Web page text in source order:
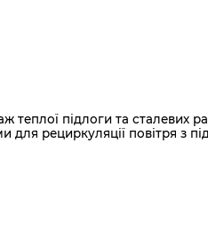
підлоги та сталевих
рециркуляції повітря з